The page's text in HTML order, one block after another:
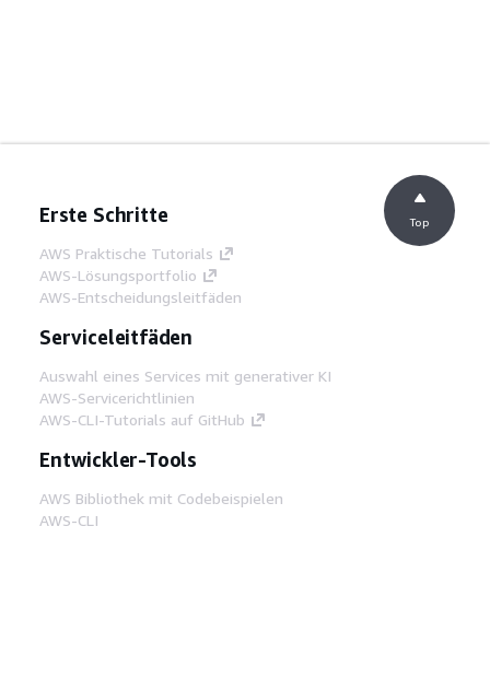
Erste Schritte
AWS Praktische Tutorials
AWS-Lösungsportfolio
AWS-Entscheidungsleitfäden
Serviceleitfäden
Auswahl eines Services mit generativer KI
AWS-Servicerichtlinien
AWS-CLI-Tutorials auf GitHub
Entwickler-Tools
AWS Bibliothek mit Codebeispielen
AWS-CLI
Top